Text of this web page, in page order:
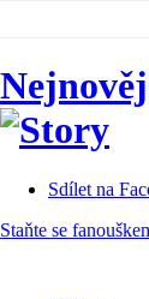
Sdílet na
Staňte se